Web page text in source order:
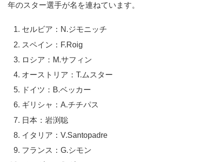
年のスター選手が名を連ねています。
セルビア：N.ジモニッチ
スペイン：F.Roig
ロシア：M.サフィン
オーストリア：T.ムスター
ドイツ：B.ベッカー
ギリシャ：A.チチパス
日本：岩渕聡
イタリア：V.Santopadre
フランス：G.シモン